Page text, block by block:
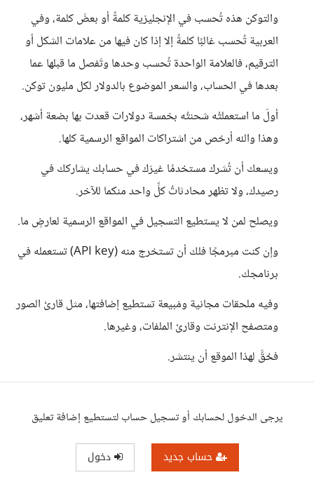
والتوكن هذه تُحسب في الإنجليزية كلمةً أو بعضَ كلمة، وفي
العربية تُحسب غالبًا كلمةً إلا إذا كان فيها من علامات الشكل أو
الترقيم، فالعلامة الواحدة تُحسب وحدها وتَفصل ما قبلها عما
بعدها في الحساب، والسعر الموضوع بالدولار لكل مليون توكن.
أولَ ما استعملتُه شحنتُه بخمسة دولارات قعدت بها بضعة أشهر،
وهذا والله أرخص من اشتراكات المواقع الرسمية كلها.
ويسعك أن تُشرك مستخدمًا غيرَك في حسابك يشاركك في
رصيدك، ولا تظهر محادثاتُ كلِّ واحد منكما للآخر.
ويصلح لمن لا يستطيع التسجيل في المواقع الرسمية لعارضٍ ما.
وإن كنت مبرمجًا فلك أن تستخرج منه (API key) تستعمله في
برنامجك.
وفيه ملحقات مجانية ومَبيعة تستطيع إضافتها، مثل قارئ الصور
ومتصفح الإنترنت وقارئ الملفات، وغيرها.
فحُقَّ لهذا الموقع أن ينتشر.
يرجى الدخول لحسابك أو تسجيل حساب لتستطيع إضافة تعليق
حساب جديد دخول